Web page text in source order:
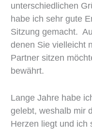
unterschiedlichen
habe ich sehr gute
Sitzung gemacht.
denen Sie vielleicht
Partner sitzen
bewährt.
Lange Jahre habe
gelebt, weshalb mir
Herzen liegt und ich